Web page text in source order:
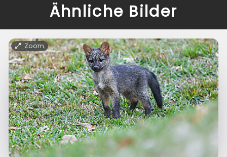
Ähnliche Bilder
Zoom